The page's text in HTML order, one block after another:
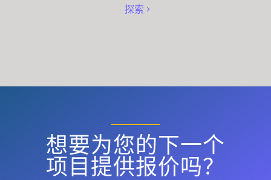
探索
想要为您的下一个
项目提供报价吗？